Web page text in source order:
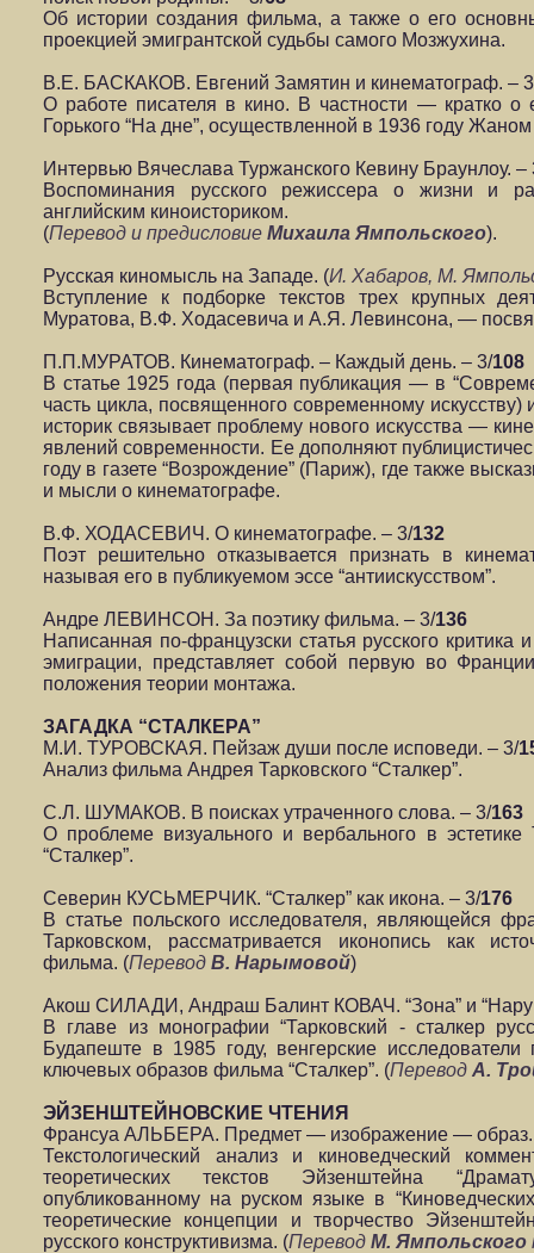
Об истории создания фильма, а также о его
проекцией эмигрантской судьбы самого Мозжухина.
В.Е. БАСКАКОВ. Евгений Замятин и кинематограф. –
О работе писателя в кино. В частности — кратко о
Горького “На дне”, осуществленной в 1936 году
Интервью Вячеслава Туржанского Кевину Браунлоу. –
Воспоминания русского режиссера о жизни и
английским киноисториком.
(Перевод и предисловие Михаила Ямпольского).
Русская киномысль на Западе. (И. Хабаров, М.
Вступление к подборке текстов трех крупных
Муратова, В.Ф. Ходасевича и А.Я. Левинсона, —
П.П.МУРАТОВ. Кинематограф. – Каждый день. – 3/108
В статье 1925 года (первая публикация — в
часть цикла, посвященного современному искусству)
историк связывает проблему нового искусства —
явлений современности. Ее дополняют
году в газете “Возрождение” (Париж), где также
и мысли о кинематографе.
В.Ф. ХОДАСЕВИЧ. О кинематографе. – 3/132
Поэт решительно отказывается признать в
называя его в публикуемом эссе “антиискусством”.
Андре ЛЕВИНСОН. За поэтику фильма. – 3/136
Написанная по-французски статья русского
эмиграции, представляет собой первую во
положения теории монтажа.
ЗАГАДКА “СТАЛКЕРА”
М.И. ТУРОВСКАЯ. Пейзаж души после исповеди. – 3/
Анализ фильма Андрея Тарковского “Сталкер”.
С.Л. ШУМАКОВ. В поисках утраченного слова. – 3/163
О проблеме визуального и вербального в
“Сталкер”.
Северин КУСЬМЕРЧИК. “Сталкер” как икона. – 3/176
В статье польского исследователя, являющейся
Тарковском, рассматривается иконопись как
фильма. (Перевод В. Нарымовой)
Акош СИЛАДИ, Андраш Балинт КОВАЧ. “Зона” и
В главе из монографии “Тарковский - сталкер
Будапеште в 1985 году, венгерские
ключевых образов фильма “Сталкер”. (Перевод А.
ЭЙЗЕНШТЕЙНОВСКИЕ ЧТЕНИЯ
Франсуа АЛЬБЕРА. Предмет — изображение — образ.
Текстологический анализ и киноведческий
теоретических текстов Эйзенштейна
опубликованному на руском языке в
теоретические концепции и творчество
русского конструктивизма. (Перевод М. Ямпольского